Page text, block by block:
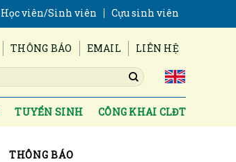
Học viên/Sinh viên Cựu sinh viên
THÔNG BÁO EMAIL LIÊN HỆ
TUYỂN SINH CÔNG KHAI CLĐT
THÔNG BÁO